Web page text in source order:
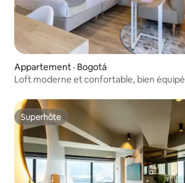
Appartement · Bogotá
Loft moderne et confortable, bien équipé
Superhôte
Superhôte